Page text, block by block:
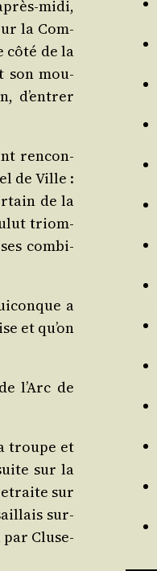
midi,
la Com­
côté de la
son mou­
d’entrer
ren­con­
de Ville :
de la
triom­
com­bi­
a
et qu’on
l’Arc de
troupe et
sur la
sur
sur­
par Clu­se­